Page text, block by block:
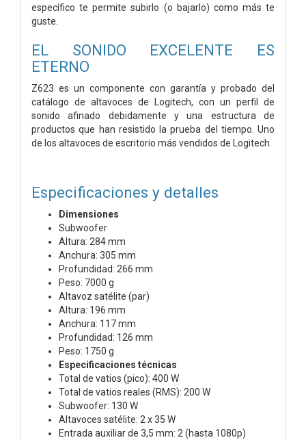
específico te permite subirlo (o bajarlo) como más te
guste.
EL SONIDO EXCELENTE ES
ETERNO
Z623 es un componente con garantía y probado del
catálogo de altavoces de Logitech, con un perfil de
sonido afinado debidamente y una estructura de
productos que han resistido la prueba del tiempo. Uno
de los altavoces de escritorio más vendidos de Logitech.
Especificaciones y detalles
Dimensiones
Subwoofer
Altura: 284 mm
Anchura: 305 mm
Profundidad: 266 mm
Peso: 7000 g
Altavoz satélite (par)
Altura: 196 mm
Anchura: 117 mm
Profundidad: 126 mm
Peso: 1750 g
Especificaciones técnicas
Total de vatios (pico): 400 W
Total de vatios reales (RMS): 200 W
Subwoofer: 130 W
Altavoces satélite: 2 x 35 W
Entrada auxiliar de 3,5 mm: 2 (hasta 1080p)